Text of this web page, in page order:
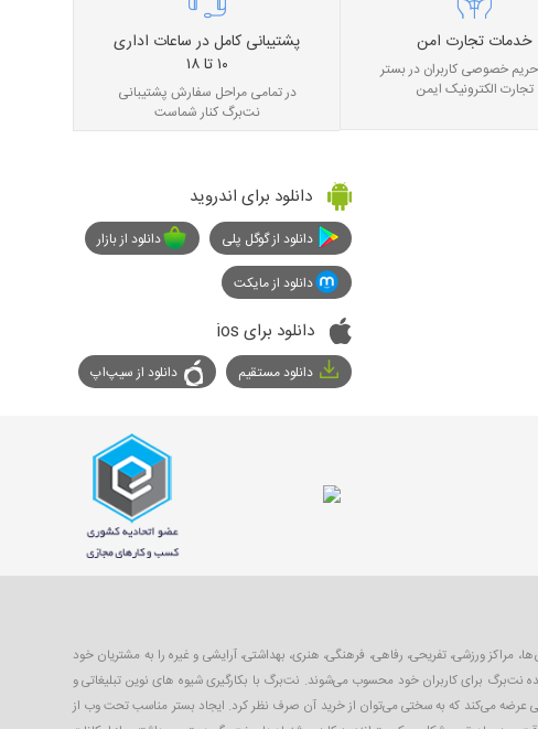
خدمات تجارت امن
خصوصی کاربران در بستر
تجارت الکترونیک ایمن
پشتیبانی کامل در ساعات اداری
۱۰ تا ۱۸
در تمامی مراحل سفارش پشتیبانی
نت‌برگ کنار شماست
دانلود برای اندروید
دانلود از گوگل پلی
دانلود از بازار
دانلود از مایکت
دانلود برای ios
دانلود مستقیم دانلود از سیپ‌اپ
را با ۴۰ تا ۹۹ درصد تخفیف از بهترین مکان‌های شهر شامل رستوران‌ها، مراکز ورزشی، تفریحی، رفاهی، فرهنگی، هنری، بهداشتی، آرایشی و غیره را به مشتریان خود
نت‌برگ برای کاربران خود محسوب می‌شوند. نت‌برگ با بکارگیری شیوه های نوین تبلیغاتی و
عرضه می‌کند که به سختی می‌توان از خرید آن صرف نظر کرد. ایجاد بستر مناسب تحت وب از